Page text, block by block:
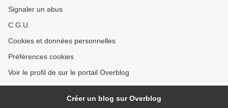
Signaler un abus
C.G.U.
Cookies et données personnelles
Préférences cookies
Voir le profil de sur le portail Overblog
Créer un blog sur Overblog